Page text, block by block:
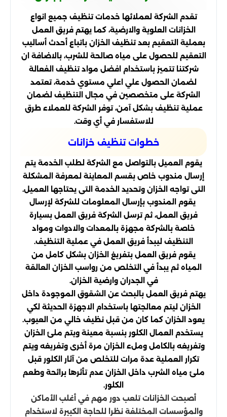
تقدم الشركة لعملائها خدمات تنظيف جميع انواع
الخزانات العلوية والارضية، كما يهتم فريق العمل
بعملية التعقيم بعد تنظيف الخزان باتباع أحدث أساليب
التعقيم للحصول على مياه صالحة للشرب، بالاضافة ان
شركتنا تتميز باستخدام افضل مواد تنظيف الفعالة
لضمان الحصول علي اعلي مستوي خدمة، تعتمد
الشركة على متخصصين في مجال التنظيف لضمان
عملية تنظيف بشكل آمن، توفر الشركة للعملاء طرق
للاستفسار في أي وقت.
خطوات تنظيف خزانات
يقوم العميل بالتواصل مع الشركة لطلب الخدمة يتم
إرسال مندوب خاص بقسم المعاينة لمعرفة المشكلة
التى تواجه الخزان وتحديد الخدمة التى يحتاجها العميل.
يقوم المندوب بإرسال المعلومات للشركة لإرسال
فريق العمل، ثم ترسل الشركة فريق العمل بسيارة
خاصة بالشركة مجهزة بالمعدات والادوات ومواد
التنظيف ليبدأ فريق العمل في عملية التنظيف.
يقوم فريق العمل بتفريغ الخزان بشكل كامل من
المياه ثم يبدأ في التخلص من رواسب الخزان العالقة
في الجدران وارضية الخزان.
يهتم فريق العمل بالبحث عن الشقوق الموجودة داخل
الخزان ليتم معالجتها باستخدام الاجهزة الحديثة لكي
يعود الخزان كما كان من قبل نظيف خالي من العيوب.
يستخدم العمال الكلور بنسبة معينة ويتم ملئ الخزان
وتفريغه بالكامل وملء الخزان مرة أخرى وتفريغه ويتم
تكرار العملية عدة مرات للتخلص من آثار الكلور قبل
ملئ مياه الشرب داخل الخزان عدم تأثرها برائحة وطعم
الكلور.
أصبحت الخزانات تلعب دور مهم في أغلب الأماكن
والمؤسسات المختلفة نظرا للحاجة الكبيرة لاستخدام